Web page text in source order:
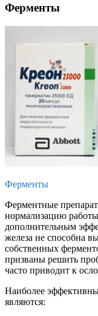
Ферменты
Ферменты
Ферментные
нормализацию
дополнительным
железа не способна
собственных
призваны решить
часто приводит к
Наиболее
являются: